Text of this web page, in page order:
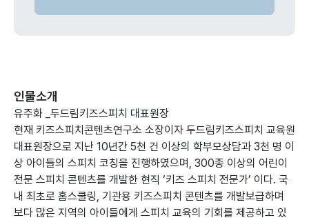
인물소개
유주화 _두드림키즈스피치 대표원장
현재 키즈스피치콘텐츠연구소 소장이자 두드림키즈스피치 교육원
대표원장으로 지난 10년간 5천 건 이상의 학부모상담과 3천 명 이
상 아이들의 스피치 코칭을 진행하였으며, 300종 이상의 어린이
전문 스피치 콘텐츠를 개발한 현직 ‘키즈 스피치 전문가’ 이다. 국
내 최초로 홈스쿨링, 기관용 키즈스피치 콘텐츠를 개발보급하며
보다 많은 지역의 아이들에게 스피치 교육의 기회를 제공하고 있